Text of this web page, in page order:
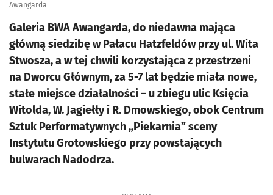
Awangarda
Galeria BWA Awangarda, do niedawna mająca
główną siedzibę w Pałacu Hatzfeldów przy ul. Wita
Stwosza, a w tej chwili korzystająca z przestrzeni
na Dworcu Głównym, za 5-7 lat będzie miała nowe,
stałe miejsce działalności – u zbiegu ulic Księcia
Witolda, W. Jagiełły i R. Dmowskiego, obok Centrum
Sztuk Performatywnych „Piekarnia” sceny
Instytutu Grotowskiego przy powstających
bulwarach Nadodrza.